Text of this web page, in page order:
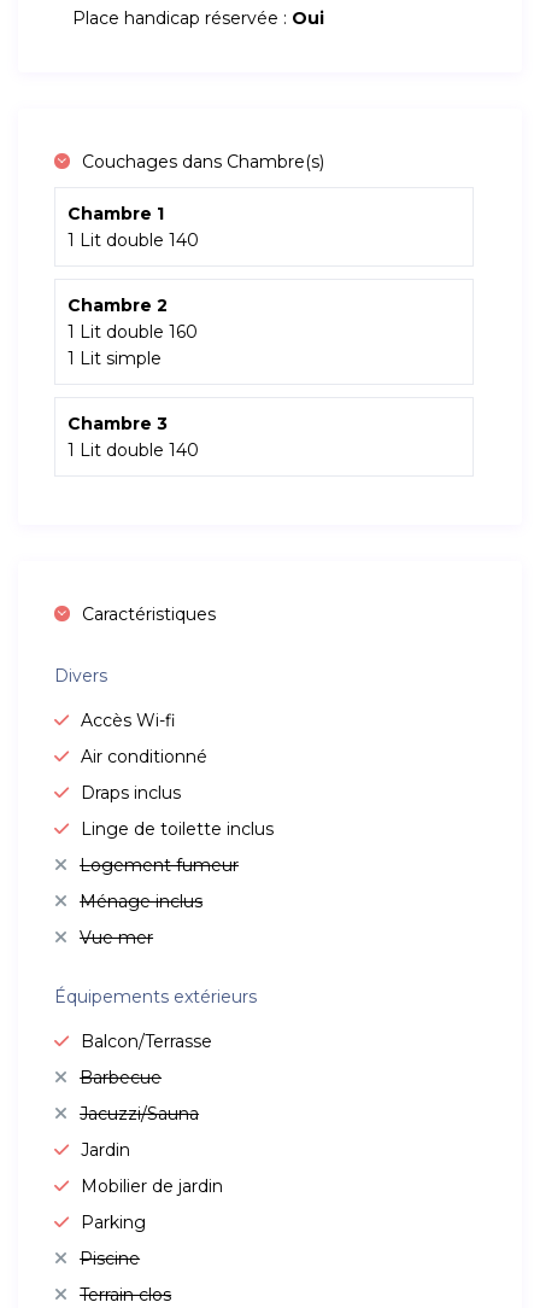
Place handicap réservée : Oui
Couchages dans Chambre(s)
Chambre 1
1 Lit double 140
Chambre 2
1 Lit double 160
1 Lit simple
Chambre 3
1 Lit double 140
Caractéristiques
Divers
Accès Wi-fi
Air conditionné
Draps inclus
Linge de toilette inclus
Logement fumeur
Ménage inclus
Vue mer
Équipements extérieurs
Balcon/Terrasse
Barbecue
Jacuzzi/Sauna
Jardin
Mobilier de jardin
Parking
Piscine
Terrain clos